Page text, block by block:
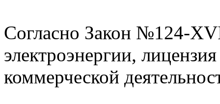
Согласно Закон №124-
электроэнергии,
коммерческой